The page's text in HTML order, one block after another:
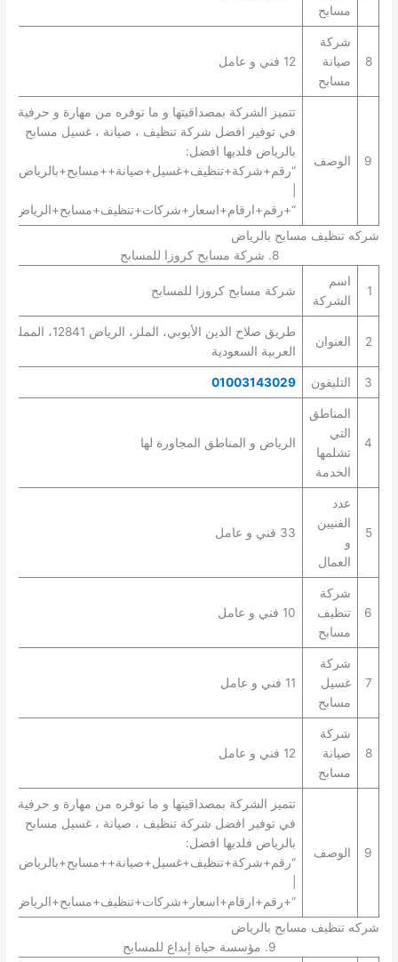
مسابح
8
شركة
صيانة
مسابح
12 فني و عامل
9 الوصف
تتميز الشركة بمصداقيتها و ما توفره من مهارة و حرفية
في توفير افضل شركة تنظيف ، صيانة ، غسيل مسابح
بالرياض فلديها افضل:
“رقم+شركة+تنظيف+غسيل+صيانة++مسابح+بالرياض+”
“+رقم+ارقام+اسعار+شركات+تنظيف+مسابح+الرياض+”.
شركه تنظيف مسابح بالرياض
8. شركة مسابح كروزا للمسابح
1
اسم
الشركة
شركة مسابح كروزا للمسابح
2 العنوان
طريق صلاح الدين الأيوبي، الملز، الرياض 12841، المملكة
العربية السعودية
3 التليفون 01003143029
4
المناطق
التي
تشلمها
الخدمة
الرياض و المناطق المجاورة لها
5
عدد
الفنيين
و
العمال
33 فني و عامل
6
شركة
تنظيف
مسابح
10 فني و عامل
7
شركة
غسيل
مسابح
11 فني و عامل
8
شركة
صيانة
مسابح
12 فني و عامل
9 الوصف
تتميز الشركة بمصداقيتها و ما توفره من مهارة و حرفية
في توفير افضل شركة تنظيف ، صيانة ، غسيل مسابح
بالرياض فلديها افضل:
“رقم+شركة+تنظيف+غسيل+صيانة++مسابح+بالرياض+”
“+رقم+ارقام+اسعار+شركات+تنظيف+مسابح+الرياض+”.
شركه تنظيف مسابح بالرياض
9. مؤسسة حياة إبداع للمسابح